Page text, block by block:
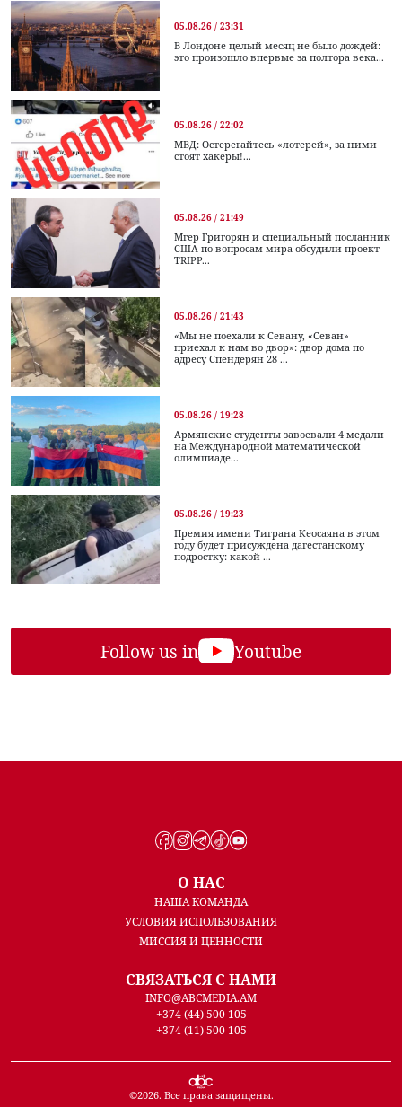
05.08.26 / 23:31
В Лондоне целый месяц не было дождей:
это произошло впервые за полтора века...
05.08.26 / 22:02
МВД: Остерегайтесь «лотерей», за ними
стоят хакеры!...
05.08.26 / 21:49
Мгер Григорян и специальный посланник
США по вопросам мира обсудили проект
TRIPP...
05.08.26 / 21:43
«Мы не поехали к Севану, «Севан»
приехал к нам во двор»: двор дома по
адресу Спендерян 28 ...
05.08.26 / 19:28
Армянские студенты завоевали 4 медали
на Международной математической
олимпиаде...
05.08.26 / 19:23
Премия имени Тиграна Кеосаяна в этом
году будет присуждена дагестанскому
подростку: какой ...
Follow us in Youtube
О НАС
НАША КОМАНДА
УСЛОВИЯ ИСПОЛЬЗОВАНИЯ
МИССИЯ И ЦЕННОСТИ
СВЯЗАТЬСЯ С НАМИ
INFO@ABCMEDIA.AM
+374 (44) 500 105
+374 (11) 500 105
©2026. Все права защищены.